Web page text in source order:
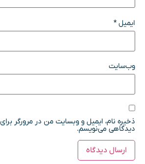
ایمیل*
وب‌سایت
ذخیره نام، ایمیل و وبسایت من در مرورگر
دیدگاهی می‌نویسم.